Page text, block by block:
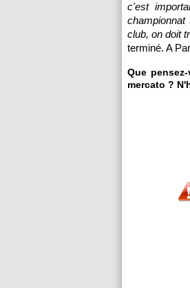
c'est
club, on doit
terminé. A
Que
mercato ?